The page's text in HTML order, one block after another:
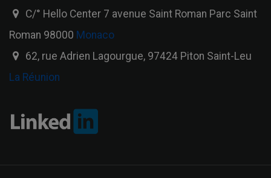
C/° Hello Center 7 avenue Saint Roman Parc Saint
Roman 98000 Monaco
62, rue Adrien Lagourgue, 97424 Piton Saint-Leu
La Réunion